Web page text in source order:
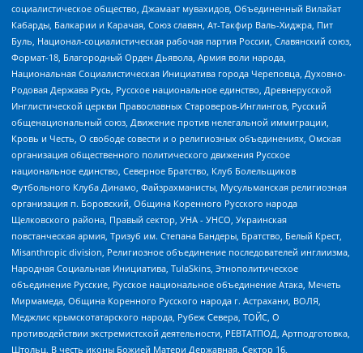
социалистическое общество, Джамаат мувахидов, Объединенный Вилайат
Кабарды, Балкарии и Карачая, Союз славян, Ат-Такфир Валь-Хиджра, Пит
Буль, Национал-социалистическая рабочая партия России, Славянский союз,
Формат-18, Благородный Орден Дьявола, Армия воли народа,
Национальная Социалистическая Инициатива города Череповца, Духовно-
Родовая Держава Русь, Русское национальное единство, Древнерусской
Инглистической церкви Православных Староверов-Инглингов, Русский
общенациональный союз, Движение против нелегальной иммиграции,
Кровь и Честь, О свободе совести и о религиозных объединениях, Омская
организация общественного политического движения Русское
национальное единство, Северное Братство, Клуб Болельщиков
Футбольного Клуба Динамо, Файзрахманисты, Мусульманская религиозная
организация п. Боровский, Община Коренного Русского народа
Щелковского района, Правый сектор, УНА - УНСО, Украинская
повстанческая армия, Тризуб им. Степана Бандеры, Братство, Белый Крест,
Misanthropic division, Религиозное объединение последователей инглиизма,
Народная Социальная Инициатива, TulaSkins, Этнополитическое
объединение Русские, Русское национальное объединение Атака, Мечеть
Мирмамеда, Община Коренного Русского народа г. Астрахани, ВОЛЯ,
Меджлис крымскотатарского народа, Рубеж Севера, ТОЙС, О
противодействии экстремистской деятельности, РЕВТАТПОД, Артподготовка,
Штольц, В честь иконы Божией Матери Державная, Сектор 16,